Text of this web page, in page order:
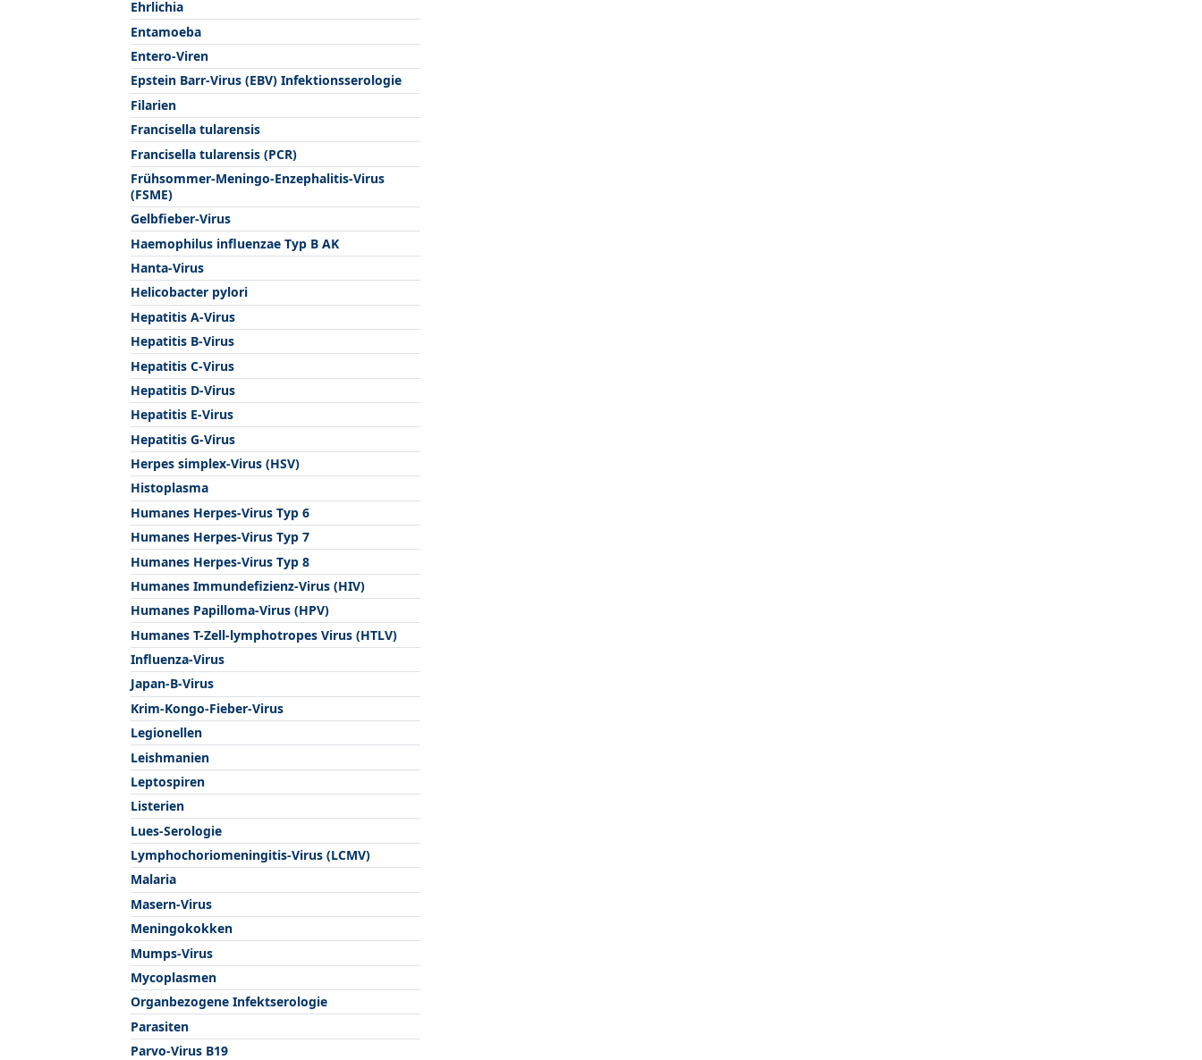
Ehrlichia
Entamoeba
Entero-Viren
Epstein Barr-Virus (EBV) Infektionsserologie
Filarien
Francisella tularensis
Francisella tularensis (PCR)
Frühsommer-Meningo-Enzephalitis-Virus
(FSME)
Gelbfieber-Virus
Haemophilus influenzae Typ B AK
Hanta-Virus
Helicobacter pylori
Hepatitis A-Virus
Hepatitis B-Virus
Hepatitis C-Virus
Hepatitis D-Virus
Hepatitis E-Virus
Hepatitis G-Virus
Herpes simplex-Virus (HSV)
Histoplasma
Humanes Herpes-Virus Typ 6
Humanes Herpes-Virus Typ 7
Humanes Herpes-Virus Typ 8
Humanes Immundefizienz-Virus (HIV)
Humanes Papilloma-Virus (HPV)
Humanes T-Zell-lymphotropes Virus (HTLV)
Influenza-Virus
Japan-B-Virus
Krim-Kongo-Fieber-Virus
Legionellen
Leishmanien
Leptospiren
Listerien
Lues-Serologie
Lymphochoriomeningitis-Virus (LCMV)
Malaria
Masern-Virus
Meningokokken
Mumps-Virus
Mycoplasmen
Organbezogene Infektserologie
Parasiten
Parvo-Virus B19